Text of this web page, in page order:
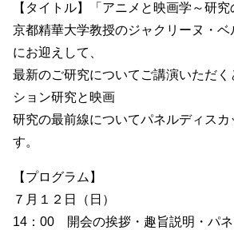
【タイトル】「アニメと映画学～研究
京都精華大学教授のジャクリーヌ・ベ
にお迎えして、
最新のご研究についてご講演いただ
ション研究と映画
研究の最前線についてパネルディスカ
す。
【プログラム】
７月１２日（日）
14：00 開会の挨拶・趣旨説明・パ